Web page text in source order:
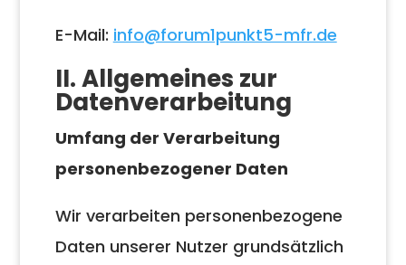
E-Mail: info@forum1punkt5-mfr.de
II. Allgemeines zur
Datenverarbeitung
Umfang der Verarbeitung
personenbezogener Daten
Wir verarbeiten personenbezogene
Daten unserer Nutzer grundsätzlich